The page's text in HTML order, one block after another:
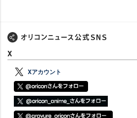
X
Xアカウント